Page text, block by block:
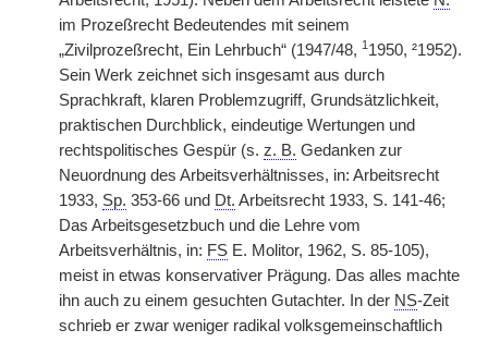
im Prozeßrecht Bedeutendes mit seinem
„Zivilprozeßrecht, Ein Lehrbuch“ (1947/48, 11950, ²1952).
Sein Werk zeichnet sich insgesamt aus durch
Sprachkraft, klaren Problemzugriff, Grundsätzlichkeit,
praktischen Durchblick, eindeutige Wertungen und
rechtspolitisches Gespür (s. z. B. Gedanken zur
Neuordnung des Arbeitsverhältnisses, in: Arbeitsrecht
1933, Sp. 353-66 und Dt. Arbeitsrecht 1933, S. 141-46;
Das Arbeitsgesetzbuch und die Lehre vom
Arbeitsverhältnis, in: FS E. Molitor, 1962, S. 85-105),
meist in etwas konservativer Prägung. Das alles machte
ihn auch zu einem gesuchten Gutachter. In der NS-Zeit
schrieb er zwar weniger radikal volksgemeinschaftlich